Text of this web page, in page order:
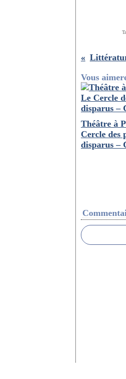
Vous
Théâtre à
Cercle des
disparus –